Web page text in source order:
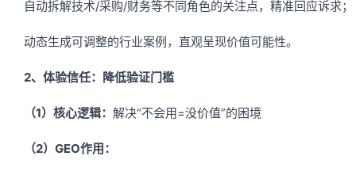
自动拆解技术/采购/财务等不同角色的关注点，精准回应诉求；
动态生成可调整的行业案例，直观呈现价值可能性。
2、体验信任：降低验证门槛
（1）核心逻辑： 解决“不会用=没价值”的困境
（2）GEO作用：